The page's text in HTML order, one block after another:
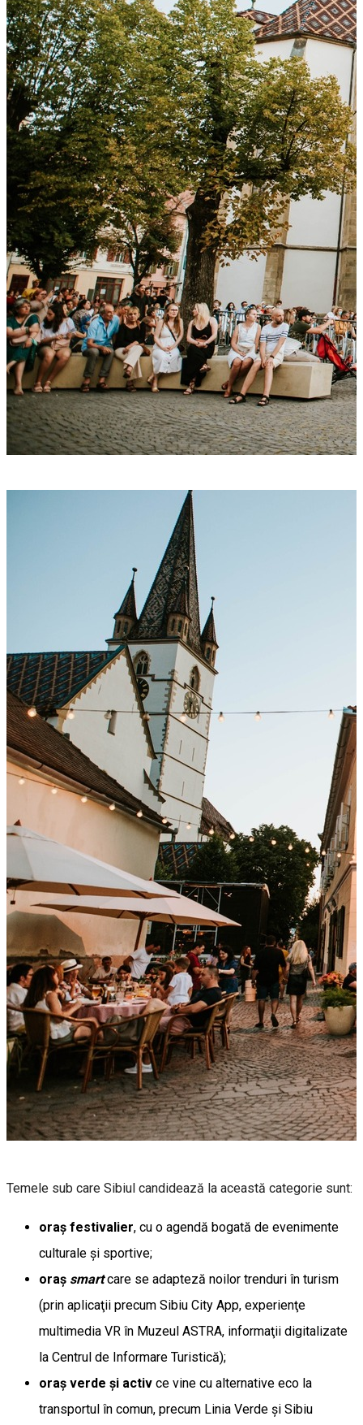
Temele sub care Sibiul candidează la această categorie sunt:
oraş festivalier, cu o agendă bogată de evenimente
culturale şi sportive;
oraş smart care se adapteză noilor trenduri în turism
(prin aplicaţii precum Sibiu City App, experienţe
multimedia VR în Muzeul ASTRA, informaţii digitalizate
la Centrul de Informare Turistică);
oraş verde şi activ ce vine cu alternative eco la
transportul în comun, precum Linia Verde şi Sibiu